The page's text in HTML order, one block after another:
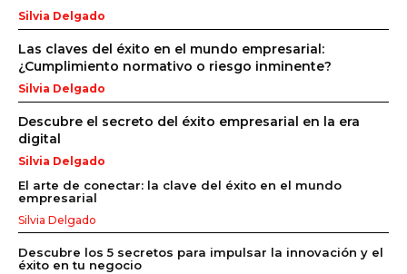
Silvia Delgado
Las claves del éxito en el mundo empresarial:
¿Cumplimiento normativo o riesgo inminente?
Silvia Delgado
Descubre el secreto del éxito empresarial en la era
digital
Silvia Delgado
El arte de conectar: la clave del éxito en el mundo
empresarial
Silvia Delgado
Descubre los 5 secretos para impulsar la innovación y el
éxito en tu negocio